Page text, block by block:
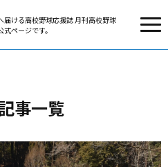
届ける高校野球応援誌 月刊高校野球
ページです。
事一覧